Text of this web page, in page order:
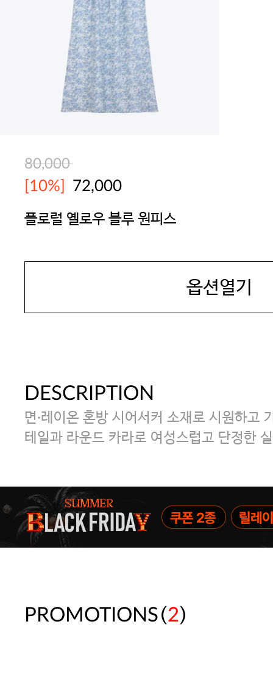
80,000
[10%] 72,000
플로럴 옐로우 블루 원피스
옵션열기
DESCRIPTION
면·레이온 혼방 시어서커 소재로 시원하고
테일과 라운드 카라로 여성스럽고 단정한
PROMOTIONS(2)